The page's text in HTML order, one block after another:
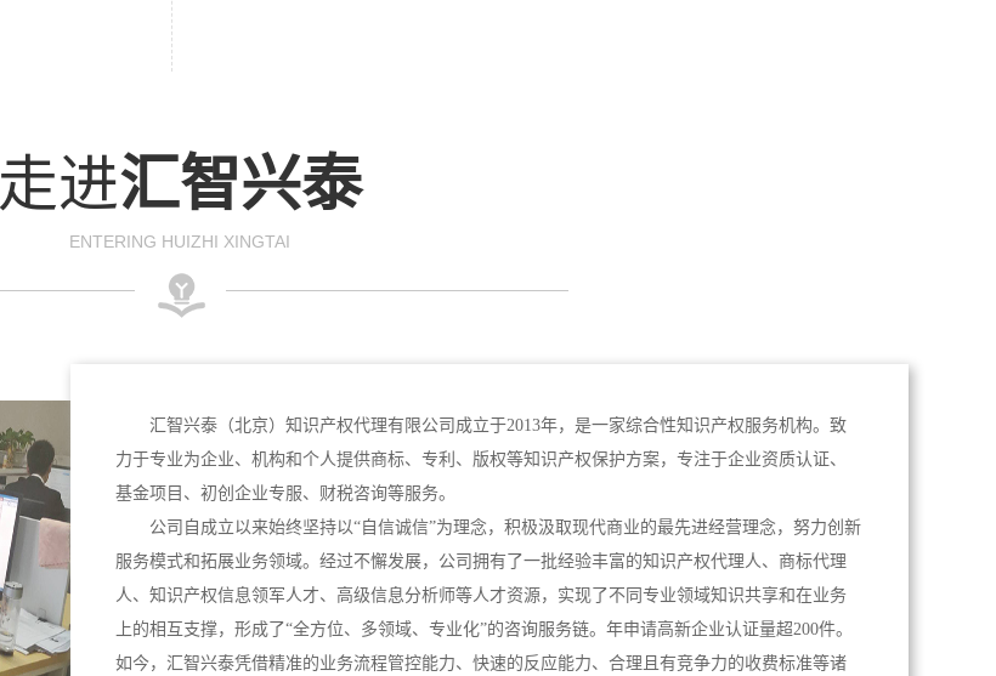
走进汇智兴泰
ENTERING HUIZHI XINGTAI
汇智兴泰（北京）知识产权代理有限公司成立于2013年，是一家综合性知识产权服务机构。致
力于专业为企业、机构和个人提供商标、专利、版权等知识产权保护方案，专注于企业资质认证、
基金项目、初创企业专服、财税咨询等服务。
公司自成立以来始终坚持以“自信诚信”为理念，积极汲取现代商业的最先进经营理念，努力创新
服务模式和拓展业务领域。经过不懈发展，公司拥有了一批经验丰富的知识产权代理人、商标代理
人、知识产权信息领军人才、高级信息分析师等人才资源，实现了不同专业领域知识共享和在业务
上的相互支撑，形成了“全方位、多领域、专业化”的咨询服务链。年申请高新企业认证量超200件。
如今，汇智兴泰凭借精准的业务流程管控能力、快速的反应能力、合理且有竞争力的收费标准等诸